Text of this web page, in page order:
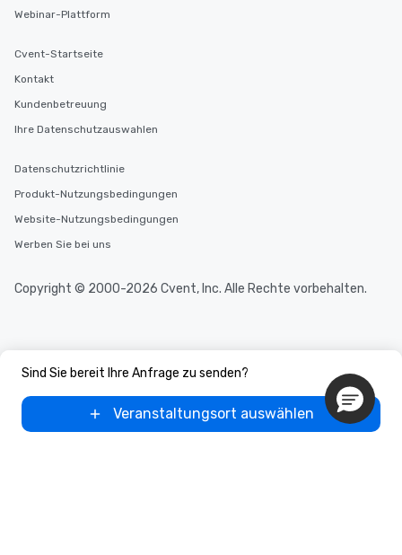
Sind Sie bereit Ihre Anfrage zu senden?
Veranstaltungsort auswählen
Webinar-Plattform
Cvent-Startseite
Kontakt
Kundenbetreuung
Ihre Datenschutzauswahlen
Datenschutzrichtlinie
Produkt-Nutzungsbedingungen
Website-Nutzungsbedingungen
Werben Sie bei uns
Copyright © 2000-2026 Cvent, Inc. Alle Rechte vorbehalten.